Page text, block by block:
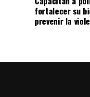
fortalecer su
prevenir la